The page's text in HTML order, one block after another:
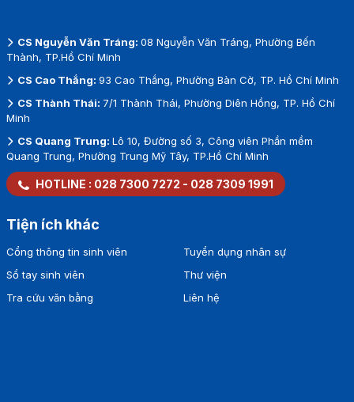
CS Nguyễn Văn Tráng: 08 Nguyễn Văn Tráng, Phường Bến
Thành, TP.Hồ Chí Minh
CS Cao Thắng: 93 Cao Thắng, Phường Bàn Cờ, TP. Hồ Chí Minh
CS Thành Thái: 7/1 Thành Thái, Phường Diên Hồng, TP. Hồ Chí
Minh
CS Quang Trung: Lô 10, Đường số 3, Công viên Phần mềm
Quang Trung, Phường Trung Mỹ Tây, TP.Hồ Chí Minh
HOTLINE : 028 7300 7272 - 028 7309 1991
Tiện ích khác
Cổng thông tin sinh viên
Sổ tay sinh viên
Tra cứu văn bằng
Tuyển dụng nhân sự
Thư viện
Liên hệ